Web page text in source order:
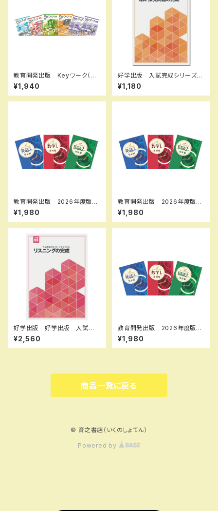
教育開発出版 Keyワーク（キ
ーワーク）＋ Keyテスト（キーテ
スト）2冊セット 地理 I,II 歴史
I,II（ご選択ください） 2026年
¥1,940
好学出版 入試完成シリーズ
理科 探求問題の完成 2026
年度版 新品完全セット ISB
N：B0D3B7KHSZ ISBN-1
¥1,180
教育開発出版 2026年度版
新中学問題集 数学 中1～3
発展編 各学年（選択くださ
い） 新品完全セット
¥1,980
教育開発出版 2026年度版
新中学問題集 英語 中1～3
発展編 各学年（選択くださ
い） 新品完全セット
¥1,980
好学出版 好学出版 入試完
成シリーズ リスニングの完
成 CDつき 2026年度版 新
品 ISBN：004006959 ISB
¥2,560
教育開発出版 2026年度版
新中学問題集 国語 中1～3
発展編 各学年（選択くださ
い） 新品完全セット
¥1,980
商品一覧に戻る
© 育之書店（いくのしょてん）
Powered by